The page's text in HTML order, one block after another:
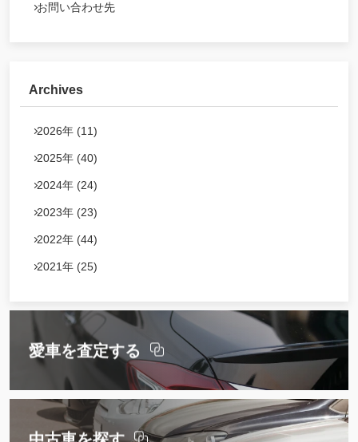
お問い合わせ先
Archives
2026年 (11)
2025年 (40)
2024年 (24)
2023年 (23)
2022年 (44)
2021年 (25)
愛車を査定する